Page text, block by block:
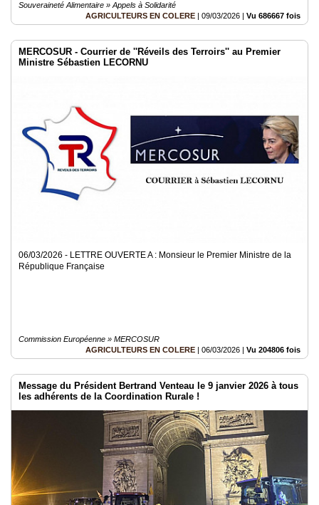
Souveraineté Alimentaire » Appels à Solidarité
AGRICULTEURS EN COLERE | 09/03/2026 | Vu 686667 fois
MERCOSUR - Courrier de ''Réveils des Terroirs'' au Premier
Ministre Sébastien LECORNU
06/03/2026 - LETTRE OUVERTE A : Monsieur le Premier Ministre de la
République Française
Commission Européenne » MERCOSUR
AGRICULTEURS EN COLERE | 06/03/2026 | Vu 204806 fois
Message du Président Bertrand Venteau le 9 janvier 2026 à tous
les adhérents de la Coordination Rurale !